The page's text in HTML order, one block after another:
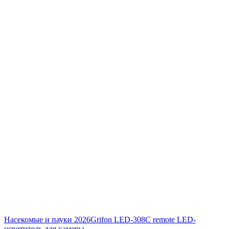
Насекомые и пауки 2026Grifon LED-308C remote LED-